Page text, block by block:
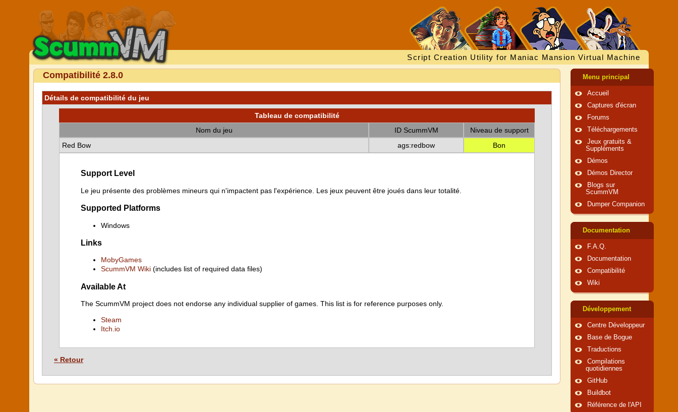
Script Creation Utility for Maniac Mansion Virtual Machine
Compatibilité 2.8.0
Détails de compatibilité du jeu
Tableau de compatibilité
Nom du jeu
ID ScummVM
Niveau de support
Red Bow
ags:redbow Bon
Support Level
Le jeu présente des problèmes mineurs qui n'impactent pas l'expérience. Les jeux peuvent être joués dans leur totalité.
Supported Platforms
Windows
Links
MobyGames
ScummVM Wiki (includes list of required data files)
Available At
The ScummVM project does not endorse any individual supplier of games. This list is for reference purposes only.
Steam
Itch.io
« Retour
Menu principal
Accueil
Captures d'écran
Forums
Téléchargements
Jeux gratuits &
Suppléments
Démos
Démos Director
Blogs sur
ScummVM
Dumper Companion
Documentation
F.A.Q.
Documentation
Compatibilité
Wiki
Développement
Centre Développeur
Base de Bogue
Traductions
Compilations
quotidiennes
GitHub
Buildbot
Référence de l'API